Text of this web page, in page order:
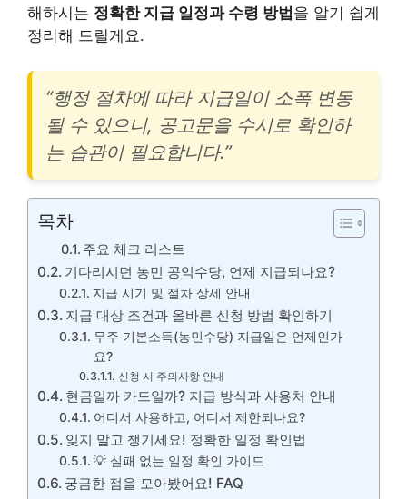
해하시는 정확한 지급 일정과 수령 방법 을 알기 쉽게
정리해 드릴게요.
“행정 절차에 따라 지급일이 소폭 변동
될 수 있으니, 공고문을 수시로 확인하
는 습관이 필요합니다.”
목차
주요 체크 리스트
기다리시던 농민 공익수당, 언제 지급되나요?
지급 시기 및 절차 상세 안내
지급 대상 조건과 올바른 신청 방법 확인하기
무주 기본소득(농민수당) 지급일은 언제인가
요?
신청 시 주의사항 안내
현금일까 카드일까? 지급 방식과 사용처 안내
어디서 사용하고, 어디서 제한되나요?
잊지 말고 챙기세요! 정확한 일정 확인법
💡 실패 없는 일정 확인 가이드
궁금한 점을 모아봤어요! FAQ